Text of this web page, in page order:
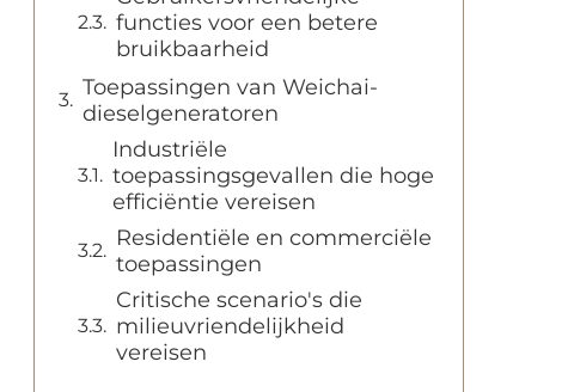
functies voor een betere
bruikbaarheid
Toepassingen van Weichai-
dieselgeneratoren
Industriële
toepassingsgevallen die hoge
efficiëntie vereisen
Residentiële en commerciële
toepassingen
Critische scenario's die
milieuvriendelijkheid
vereisen